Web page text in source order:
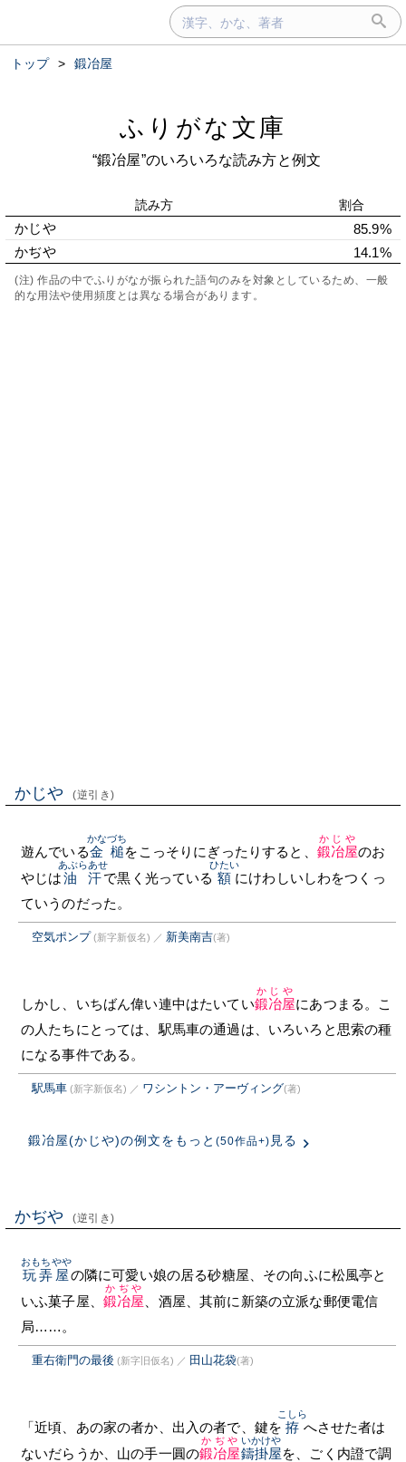
トップ > 鍛冶屋
ふりがな文庫
“鍛冶屋”のいろいろな読み方と例文
読み方 割合
かじや
85.9%
かぢや
14.1%
(注) 作品の中でふりがなが振られた語句のみを対象としているため、一般
的な用法や使用頻度とは異なる場合があります。
かじや (逆引き)
遊んでいる金槌
かなづち
をこっそりにぎったりすると、 鍛冶屋
かじや
のお
やじは油汗
あぶらあせ
で黒く光っている 額
ひたい
にけわしいしわをつくっ
ていうのだった。
空気ポンプ (新字新仮名) ／ 新美南吉(著)
しかし、いちばん偉い連中はたいてい鍛冶屋
かじや
にあつまる。こ
の人たちにとっては、駅馬車の通過は、いろいろと思索の種
になる事件である。
駅馬車 (新字新仮名) ／ ワシントン・アーヴィング(著)
鍛冶屋(かじや)の例文をもっと (50作品+) 見る
かぢや (逆引き)
玩弄屋
おもちやや
の隣に可愛い娘の居る砂糖屋、その向ふに松風亭と
いふ菓子屋、 鍛冶屋
かぢや
、酒屋、其前に新築の立派な郵便電信
局……。
重右衛門の最後 (新字旧仮名) ／ 田山花袋(著)
「近頃、あの家の者か、出入の者で、鍵を 拵
こしら
へさせた者は
ないだらうか、山の手一圓の鍛冶屋
かぢや
鑄掛屋
いかけや
を、ごく内證で調